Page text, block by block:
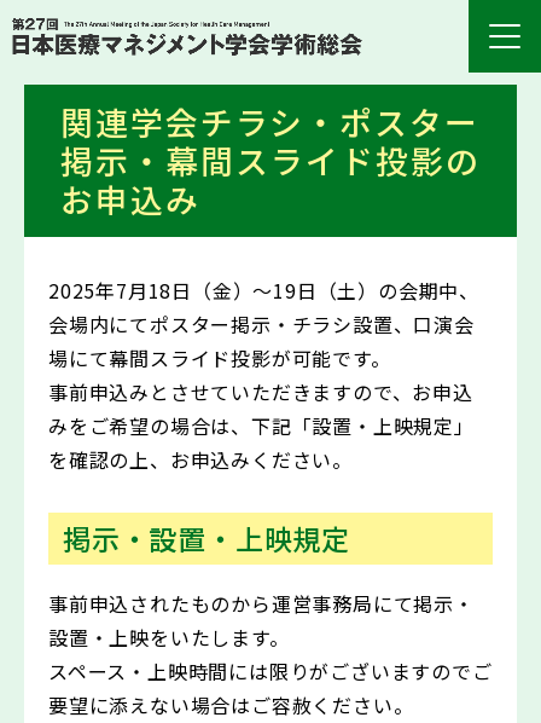
関連学会チラシ・ポスター
掲示・幕間スライド投影の
お申込み
2025年7月18日（金）～19日（土）の会期中、
会場内にてポスター掲示・チラシ設置、口演会
場にて幕間スライド投影が可能です。
事前申込みとさせていただきますので、お申込
みをご希望の場合は、下記「設置・上映規定」
を確認の上、お申込みください。
掲示・設置・上映規定
事前申込されたものから運営事務局にて掲示・
設置・上映をいたします。
スペース・上映時間には限りがございますのでご
要望に添えない場合はご容赦ください。